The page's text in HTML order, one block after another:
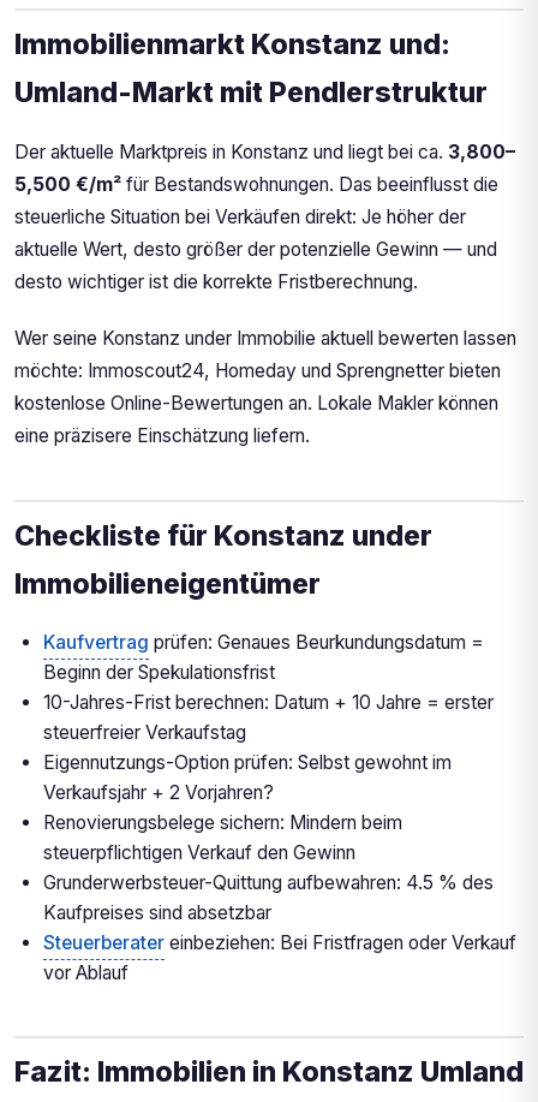
Immobilienmarkt Konstanz und:
Umland-Markt mit Pendlerstruktur
Der aktuelle Marktpreis in Konstanz und liegt bei ca. 3,800–
5,500 €/m² für Bestandswohnungen. Das beeinflusst die
steuerliche Situation bei Verkäufen direkt: Je höher der
aktuelle Wert, desto größer der potenzielle Gewinn — und
desto wichtiger ist die korrekte Fristberechnung.
Wer seine Konstanz under Immobilie aktuell bewerten lassen
möchte: Immoscout24, Homeday und Sprengnetter bieten
kostenlose Online-Bewertungen an. Lokale Makler können
eine präzisere Einschätzung liefern.
Checkliste für Konstanz under
Immobilieneigentümer
Kaufvertrag prüfen: Genaues Beurkundungsdatum =
Beginn der Spekulationsfrist
10-Jahres-Frist berechnen: Datum + 10 Jahre = erster
steuerfreier Verkaufstag
Eigennutzungs-Option prüfen: Selbst gewohnt im
Verkaufsjahr + 2 Vorjahren?
Renovierungsbelege sichern: Mindern beim
steuerpflichtigen Verkauf den Gewinn
Grunderwerbsteuer-Quittung aufbewahren: 4.5 % des
Kaufpreises sind absetzbar
Steuerberater einbeziehen: Bei Fristfragen oder Verkauf
vor Ablauf
Fazit: Immobilien in Konstanz Umland